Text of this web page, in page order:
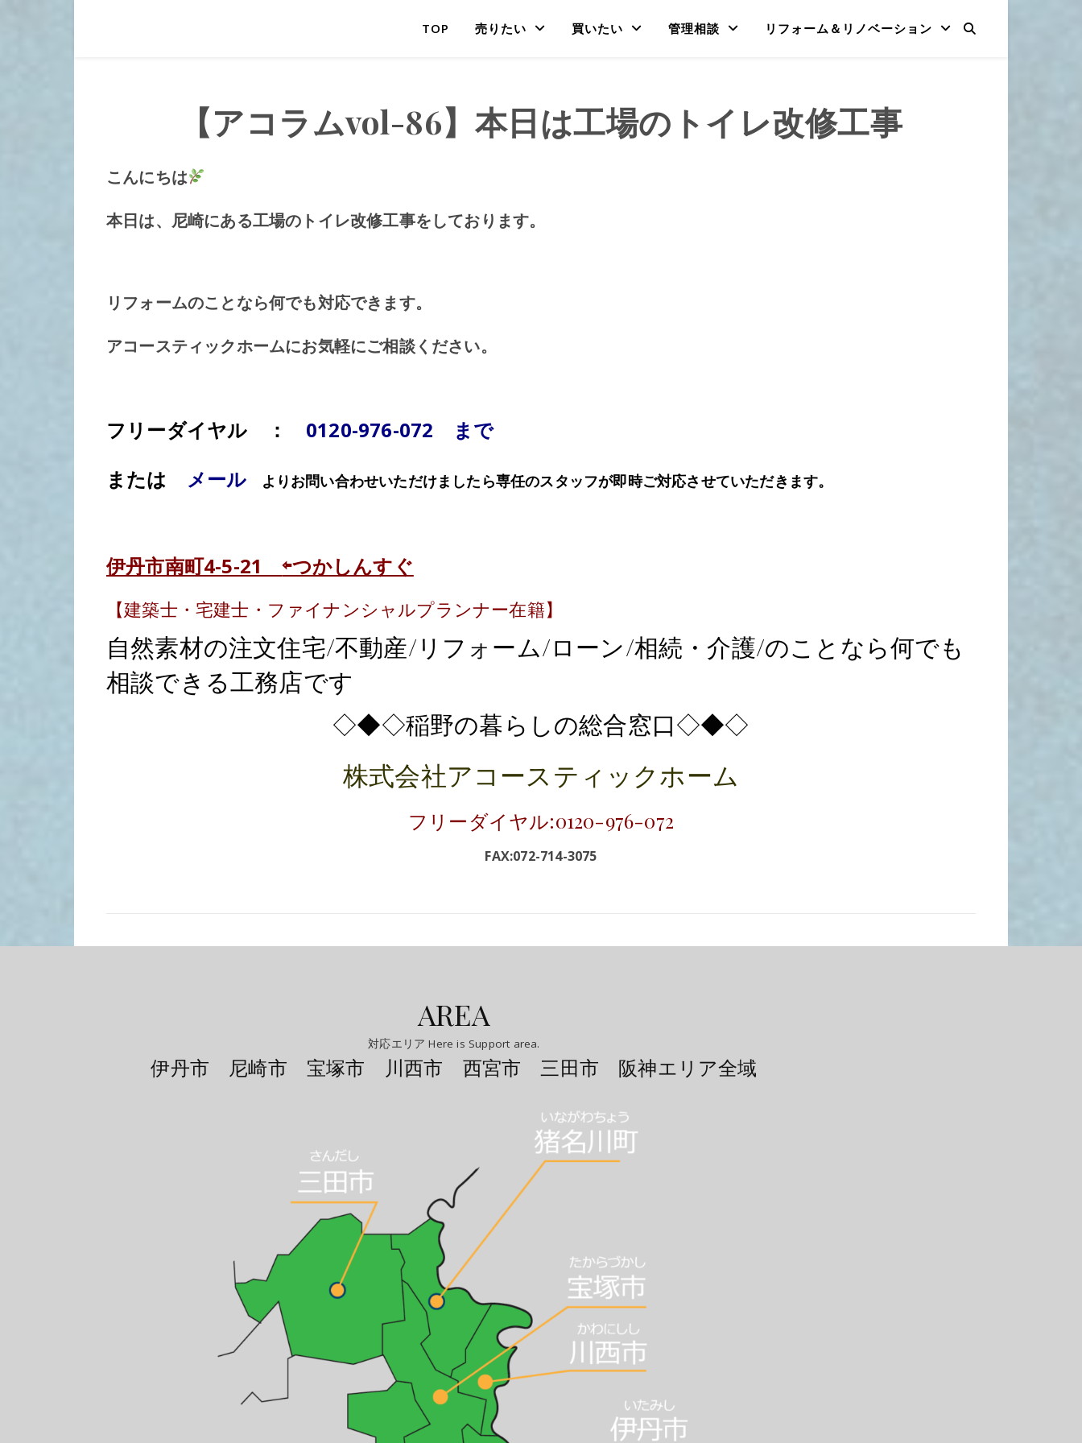
TOP 売りたい 買いたい 管理相談 リフォーム＆リノベーション
【アコラムvol-86】本日は工場のトイレ改修工事
こんにちは
本日は、尼崎にある工場のトイレ改修工事をしております。
リフォームのことなら何でも対応できます。
アコースティックホームにお気軽にご相談ください。
フリーダイヤル ： 0120-976-072 まで
または メール よりお問い合わせいただけましたら専任のスタッフが即時ご対応させていただきます。
伊丹市南町4-5-21⇦つかしんすぐ
【建築士・宅建士・ファイナンシャルプランナー在籍】
自然素材の注文住宅/不動産/リフォーム/ローン/相続・介護/のことなら何でも
相談できる工務店です
◇◆◇稲野の暮らしの総合窓口◇◆◇
株式会社アコースティックホーム
フリーダイヤル:0120-976-072
FAX:072-714-3075
AREA
対応エリア Here is Support area.
伊丹市 尼崎市 宝塚市 川西市 西宮市 三田市 阪神エリア全域